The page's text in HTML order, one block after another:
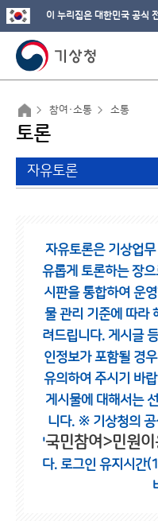
이 누리집은 대한민국 공식
참여·소통 소통
토론
자유토론
자유토론은 기상업
유롭게 토론하는 장으
시판을 통합하여 운
물 관리 기준에 따라
려드립니다. 게시글
인정보가 포함될 경
유의하여 주시기 바
게시물에 대해서는
니다. ※ 기상청의 공
'국민참여>민원이
다. 로그인 유지시간